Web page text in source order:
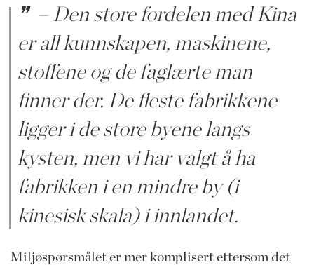
– Den store fordelen med Kina
er all kunnskapen, maskinene,
stoffene og de faglærte man
finner der. De fleste fabrikkene
ligger i de store byene langs
kysten, men vi har valgt å ha
fabrikken i en mindre by (i
kinesisk skala) i innlandet.
Miljøspørsmålet er mer komplisert ettersom det